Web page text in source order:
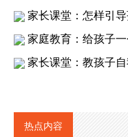
家长课堂：怎样引
家庭教育：给孩子
家长课堂：教孩子
热点内容